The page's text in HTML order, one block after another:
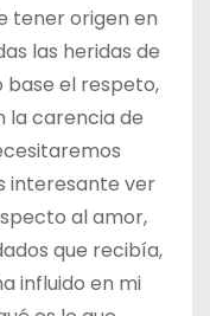
tener origen en
las heridas de
base el respeto,
la carencia de
interesante ver
al amor,
que recibía,
influido en mi